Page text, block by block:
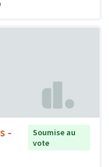
-
Soumise au
vote